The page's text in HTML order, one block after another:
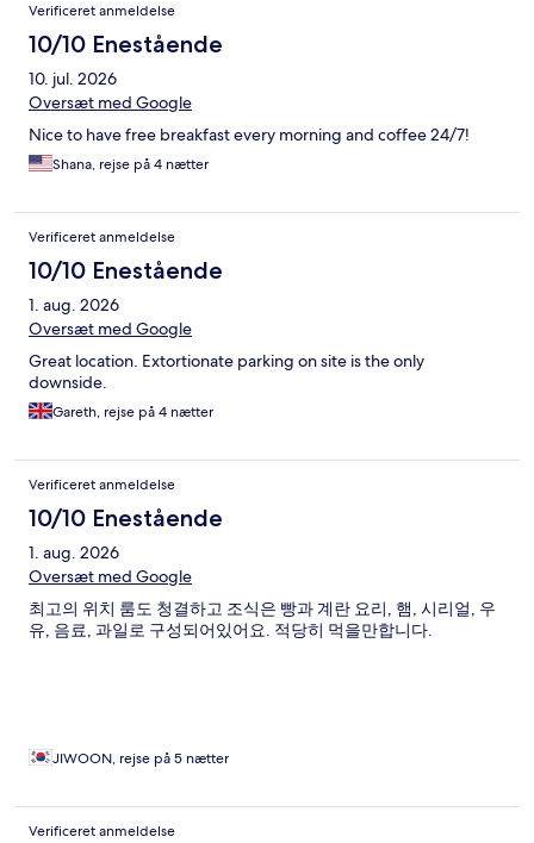
Verificeret anmeldelse
10/10 Enestående
10. jul. 2026
Oversæt med Google
Nice to have free breakfast every morning and coffee 24/7!
Shana, rejse på 4 nætter
Verificeret anmeldelse
10/10 Enestående
1. aug. 2026
Oversæt med Google
Great location. Extortionate parking on site is the only
downside.
Gareth, rejse på 4 nætter
Verificeret anmeldelse
10/10 Enestående
1. aug. 2026
Oversæt med Google
최고의 위치 룸도 청결하고 조식은 빵과 계란 요리, 햄, 시리얼, 우
유, 음료, 과일로 구성되어있어요. 적당히 먹을만합니다.
JIWOON, rejse på 5 nætter
Verificeret anmeldelse